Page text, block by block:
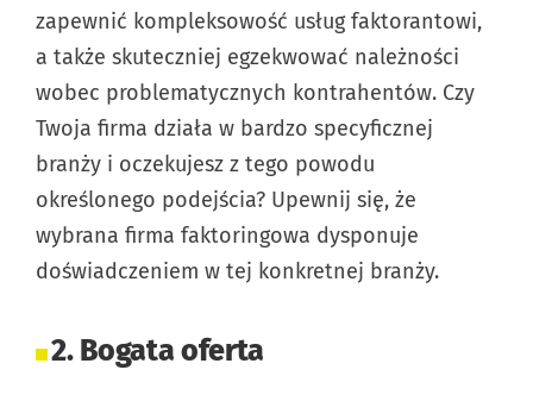
zapewnić kompleksowość usług faktorantowi,
a także skuteczniej egzekwować należności
wobec problematycznych kontrahentów. Czy
Twoja firma działa w bardzo specyficznej
branży i oczekujesz z tego powodu
określonego podejścia? Upewnij się, że
wybrana firma faktoringowa dysponuje
doświadczeniem w tej konkretnej branży.
2. Bogata oferta